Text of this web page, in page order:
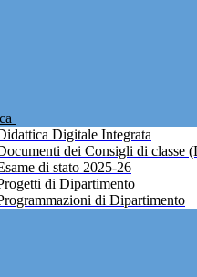
Digitale Integrata
dei Consigli di classe
di stato 2025-26
di Dipartimento
di Dipartimento